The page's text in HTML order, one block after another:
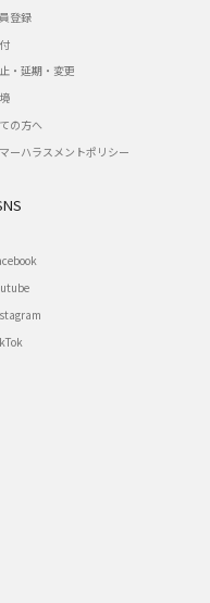
登録
・延期・変更
の方へ
ーハラスメントポリシー